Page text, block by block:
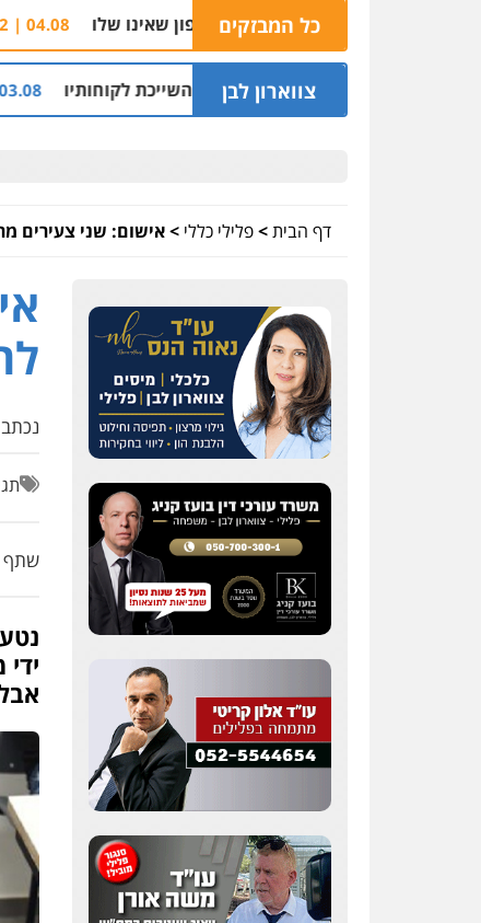
כל המבזקים 04.08 | 16:32 הצהרת
צווארון לבן
שקל על דירה השייכת לקוחותיו 03.08 | 19:52 חלק
דף הבית>פלילי כללי >אישום: שני צעירים
נכתב
שתף